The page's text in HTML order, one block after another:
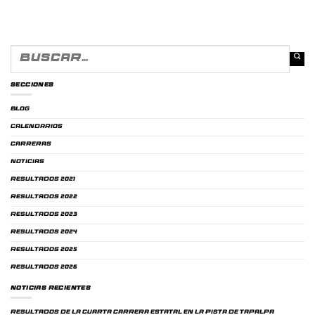
SECCIONES
Blog
CALENDARIOS
CARRERAS
NOTICIAS
RESULTADOS 2021
RESULTADOS 2022
RESULTADOS 2023
RESULTADOS 2024
RESULTADOS 2025
RESULTADOS 2026
NOTICIAS RECIENTES
RESULTADOS DE LA CUARTA CARRERA ESTATAL EN LA PISTA DE TAPALPA